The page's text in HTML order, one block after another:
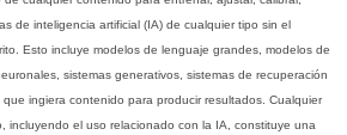
de inteligencia artificial (IA) de cualquier tipo sin el
Esto incluye modelos de lenguaje grandes, modelos de
sistemas generativos, sistemas de recuperación
ingiera contenido para producir resultados. Cualquier
incluyendo el uso relacionado con la IA, constituye una